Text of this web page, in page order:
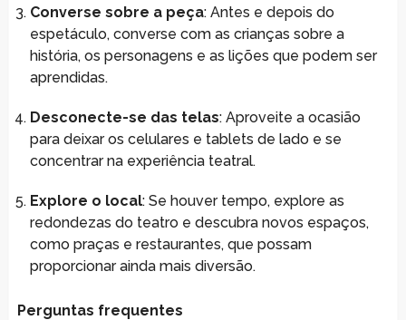
Converse sobre a peça: Antes e depois do
espetáculo, converse com as crianças sobre a
história, os personagens e as lições que podem ser
aprendidas.
Desconecte-se das telas: Aproveite a ocasião
para deixar os celulares e tablets de lado e se
concentrar na experiência teatral.
Explore o local: Se houver tempo, explore as
redondezas do teatro e descubra novos espaços,
como praças e restaurantes, que possam
proporcionar ainda mais diversão.
Perguntas frequentes